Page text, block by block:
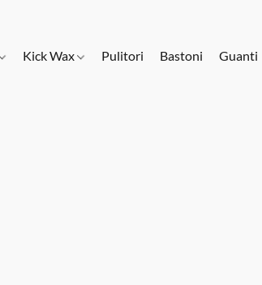
Kick Wax Pulitori Bastoni Guanti